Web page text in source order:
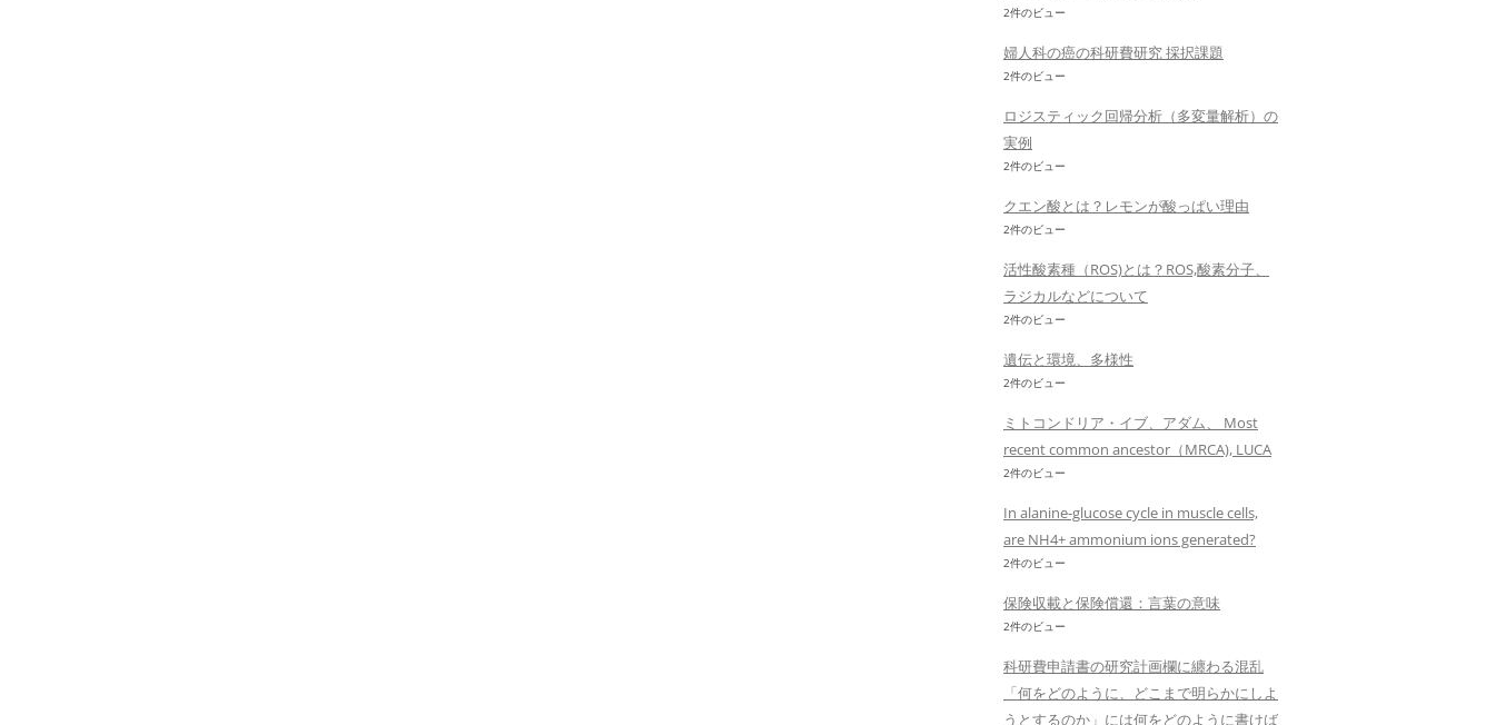
2件のビュー
婦人科の癌の科研費研究 採択課題
2件のビュー
ロジスティック回帰分析（多変量解析）の
実例
2件のビュー
クエン酸とは？レモンが酸っぱい理由
2件のビュー
活性酸素種（ROS)とは？ROS,酸素分子、
ラジカルなどについて
2件のビュー
遺伝と環境、多様性
2件のビュー
ミトコンドリア・イブ、アダム、 Most
recent common ancestor（MRCA), LUCA
2件のビュー
In alanine-glucose cycle in muscle cells,
are NH4+ ammonium ions generated?
2件のビュー
保険収載と保険償還：言葉の意味
2件のビュー
科研費申請書の研究計画欄に纏わる混乱
「何をどのように、どこまで明らかにしよ
うとするのか」には何をどのように書けば